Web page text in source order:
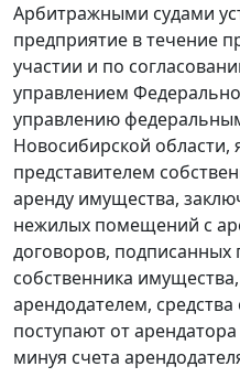
Арбитражными судами
предприятие в течение
участии и по
управлением
управлению
Новосибирской
представителем
аренду имущества,
нежилых помещений с
договоров, подписанных
собственника
арендодателем,
поступают от
минуя счета